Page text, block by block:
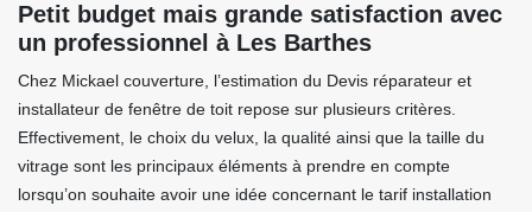
Petit budget mais grande satisfaction avec
un professionnel à Les Barthes
Chez Mickael couverture, l’estimation du Devis réparateur et
installateur de fenêtre de toit repose sur plusieurs critères.
Effectivement, le choix du velux, la qualité ainsi que la taille du
vitrage sont les principaux éléments à prendre en compte
lorsqu’on souhaite avoir une idée concernant le tarif installation